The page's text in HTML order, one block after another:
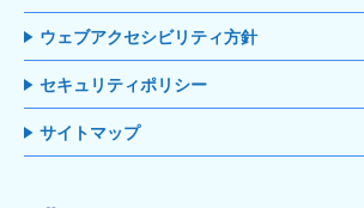
ウェブアクセシビリティ方針
セキュリティポリシー
サイトマップ